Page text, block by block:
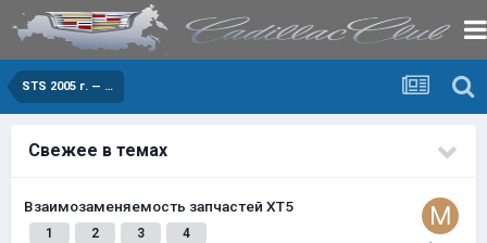
STS 2005 г. — …
Свежее в темах
Взаимозаменяемость запчастей XT5
1 2 3 4